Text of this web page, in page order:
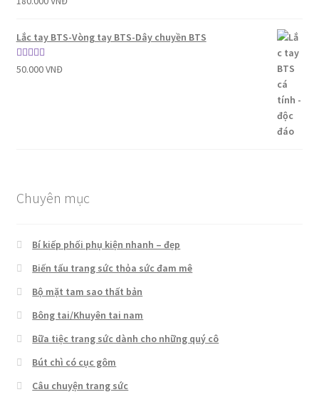
sao
Lắc tay BTS-Vòng tay BTS-Dây chuyền BTS
Được xếp
50.000VNĐ
Chuyên mục
Bí kiếp phối phụ kiện nhanh – đẹp
Biến tấu trang sức thỏa sức đam mê
Bộ mặt tam sao thất bản
Bông tai/Khuyên tai nam
Bữa tiệc trang sức dành cho những quý cô
Bút chì có cục gôm
Câu chuyện trang sức